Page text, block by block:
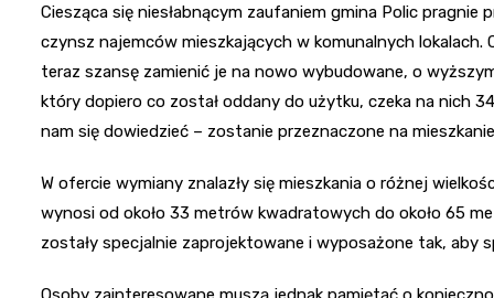
Ciesząca się niesłabnącym zaufaniem gmina Polic
czynsz najemców mieszkających w komunalnych
teraz szansę zamienić je na nowo wybudowane, o
który dopiero co został oddany do użytku, czeka na nich
nam się dowiedzieć – zostanie przeznaczone na
W ofercie wymiany znalazły się mieszkania o różnej
wynosi od około 33 metrów kwadratowych do około 65
zostały specjalnie zaprojektowane i wyposażone tak,